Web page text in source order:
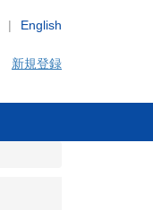
English
新規登録